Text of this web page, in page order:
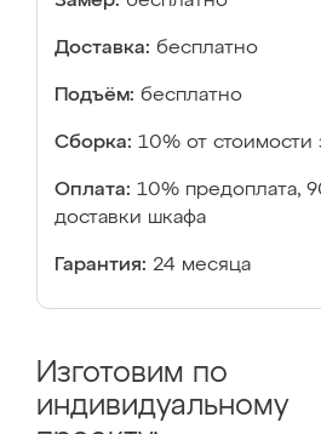
Доставка: бесплатно
Подъём: бесплатно
Сборка: 10% от стоимости
Оплата: 10% предоплата,
доставки шкафа
Гарантия: 24 месяца
Изготовим по
индивидуальному